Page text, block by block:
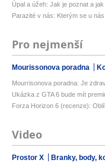
Úpal a úžeh: Jak je poznat a
Parazité v nás: Kterým se u
Pro nejmenší
Mourissonova poradna
Mourrisonova poradna: Je
Ukázka z GTA 6 bude mít
Forza Horizon 6 (recenze):
Video
Prostor X Branky, body,